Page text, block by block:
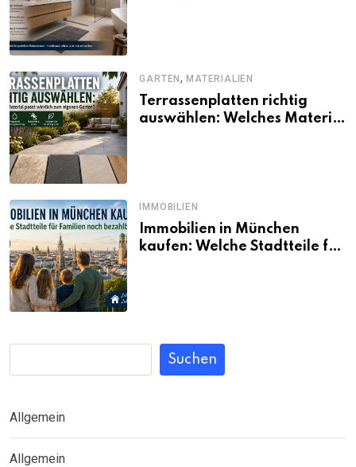
GARTEN,MATERIALIEN
Terrassenplatten richtig
auswählen: Welches Material
IMMOBILIEN
Immobilien in München
kaufen: Welche Stadtteile für
Suchen
Allgemein
Allgemein